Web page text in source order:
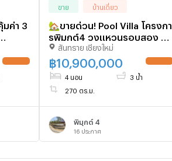
มค่า 3
าน
ขาย บ้านเดี่ยว
🏡ขายด่วน! Pool Villa โครงกา
รพิมุกต์4 วงแหวนรอบสอง 86
ตร.ว. 10.9 ลบ. 📞063-
6649056
สันทราย เชียงใหม่
฿10,900,000
4 นอน 3 น้ำ
270 ตร.ม.
พิมุกต์ 4
16 ประกาศ